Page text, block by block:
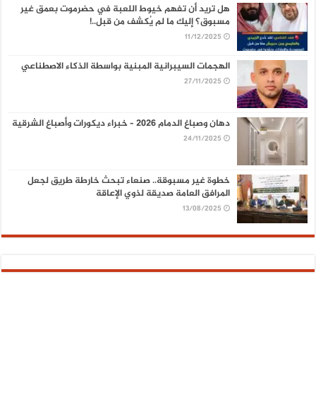
هل تريد أن تفهم خيوط اللعبة في حضرموت بعمق غير
مسبوق؟ إليك ما لم يُكشف من قبل..!
11/12/2025
الهجمات السيبرانية المبنية بواسطة الذكاء الاصطناعي
27/11/2025
دهان وصباغ الدمام 2026 – خبراء ديكورات وأصباغ الشرقية
24/11/2025
خطوة غير مسبوقة.. صنعاء تبحث خارطة طريق لجعل
المرافق العامة صديقة لذوي الإعاقة
13/08/2025